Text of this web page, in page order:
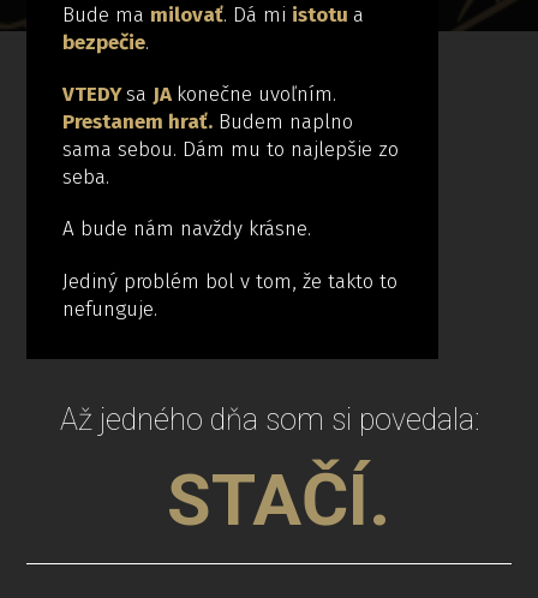
Bude ma milovať. Dá mi istotu a
bezpečie.
VTEDYsa JA konečne uvoľním.
Prestanem hrať. Budem naplno
sama sebou. Dám mu to najlepšie zo
seba.
A bude nám navždy krásne.
Jediný problém bol v tom, že takto to
nefunguje.
Až jedného dňa som si povedala:
STAČÍ.